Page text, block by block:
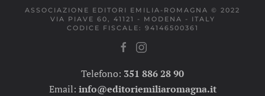
ASSOCIAZIONE EDITORI EMILIA-ROMAGNA © 2022
VIA PIAVE 60, 41121 - MODENA - ITALY
CODICE FISCALE: 94146500361
Telefono: 351 886 28 90
Email: info@editoriemiliaromagna.it